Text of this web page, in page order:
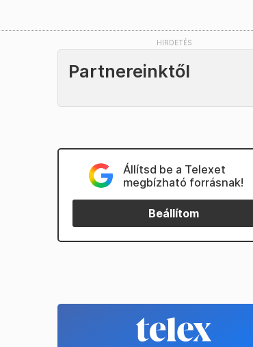
Partnereinktől
Állítsd be a Telexet
megbízható forrásnak!
Beállítom